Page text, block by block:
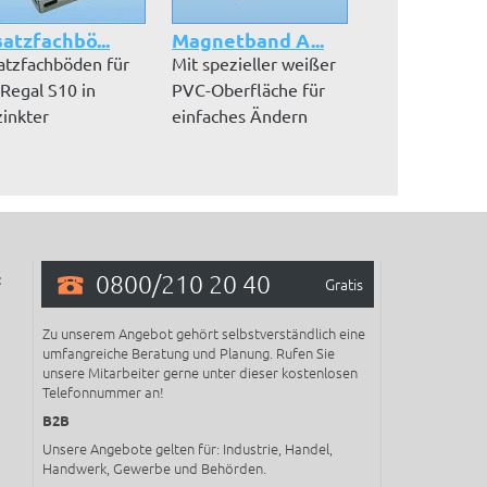
für
S10 in
Magnetband A...
Mit spezieller weißer
PVC-Oberfläche für
einfaches Ändern
0800/210 20 40 Gratis
Zu unserem Angebot gehört selbstverständlich eine
umfangreiche Beratung und Planung. Rufen Sie
unsere Mitarbeiter gerne unter dieser kostenlosen
Telefonnummer an!
B2B
Unsere Angebote gelten für: Industrie, Handel,
Handwerk, Gewerbe und Behörden.